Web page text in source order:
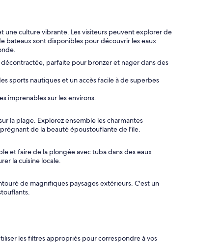
une culture vibrante. Les visiteurs peuvent explorer de
bateaux sont disponibles pour découvrir les eaux
parfaite pour bronzer et nager dans des
sports nautiques et un accès facile à de superbes
imprenables sur les environs.
la plage. Explorez ensemble les charmantes
de la beauté époustouflante de l'île.
et faire de la plongée avec tuba dans des eaux
la cuisine locale.
de magnifiques paysages extérieurs. C'est un
les filtres appropriés pour correspondre à vos